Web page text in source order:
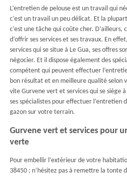
L’entretien de pelouse est un travail qui
c’est un travail un peu délicat. Et la
c’est une tâche qui coûte cher. D’ailleurs,
d’offrir ses services et ses travaux. En
services qui se situe à Le Gua, ses offres
négocier. Et il dispose également des
compétent qui peuvent effectuer
bon résultat et en meilleure qualité selon
vite Gurvene vert et services qui se siège
ses spécialistes pour effectuer l’entretien
gazon sur votre terrain.
Gurvene vert et services pour
verte
Pour embellir l’extérieur de votre
38450 ; n’hésitez pas à remettre la tonte